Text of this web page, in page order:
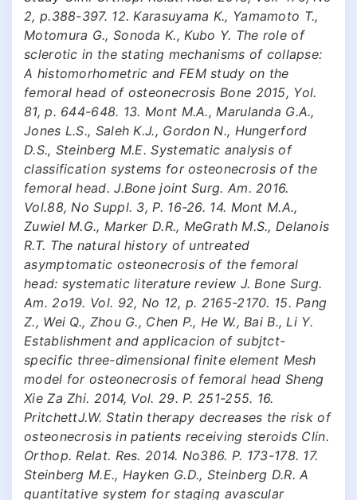
2, p.388-397. 12. Karasuyama K., Yamamoto T.,
Motomura G., Sonoda K., Kubo Y. The role of
sclerotic in the stating mechanisms of collapse:
A histomorhometric аnd FEM study on the
femoral head of osteonecrosis Bone 2015, Yol.
81, p. 644-648. 13. Mont M.A., Marulanda G.A.,
Jones L.S., Saleh K.J., Gordon N., Hungerford
D.S., Steinberg M.E. Systematic analysis of
classification systems for osteonecrosis of the
femoral head. J.Bone joint Surg. Am. 2016.
Vol.88, No Suppl. 3, P. 16-26. 14. Mont M.A.,
Zuwiel M.G., Marker D.R., MeGrath M.S., Delanois
R.T. The natural history of untreated
asymptomatic osteonecrosis of the femoral
head: systematic literature review J. Bone Surg.
Am. 2o19. Vol. 92, No 12, p. 2165-2170. 15. Pang
Z., Wei Q., Zhou G., Chen P., He W., Bai B., Li Y.
Establishment and applicacion of subjtct-
specific three-dimensional finite element Mesh
model for osteonecrosis of femoral head Sheng
Xie Za Zhi. 2014, Vol. 29. P. 251-255. 16.
PritchettJ.W. Statin therapy decreases the risk of
osteonecrosis in patients receiving steroids Clin.
Orthop. Relat. Res. 2014. No386. P. 173-178. 17.
Steinberg M.E., Hayken G.D., Steinberg D.R. A
quantitative system for staging avascular